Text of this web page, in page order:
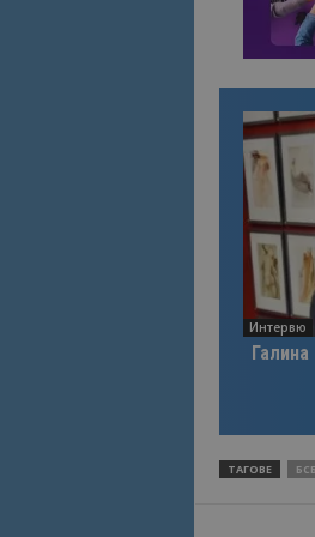
Интервю
ТАГОВЕ